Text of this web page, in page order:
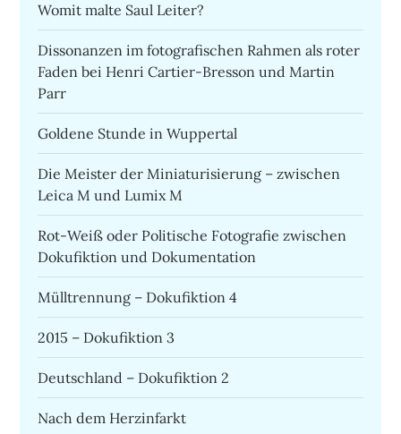
Womit malte Saul Leiter?
Dissonanzen im fotografischen Rahmen als roter
Faden bei Henri Cartier-Bresson und Martin
Parr
Goldene Stunde in Wuppertal
Die Meister der Miniaturisierung – zwischen
Leica M und Lumix M
Rot-Weiß oder Politische Fotografie zwischen
Dokufiktion und Dokumentation
Mülltrennung – Dokufiktion 4
2015 – Dokufiktion 3
Deutschland – Dokufiktion 2
Nach dem Herzinfarkt